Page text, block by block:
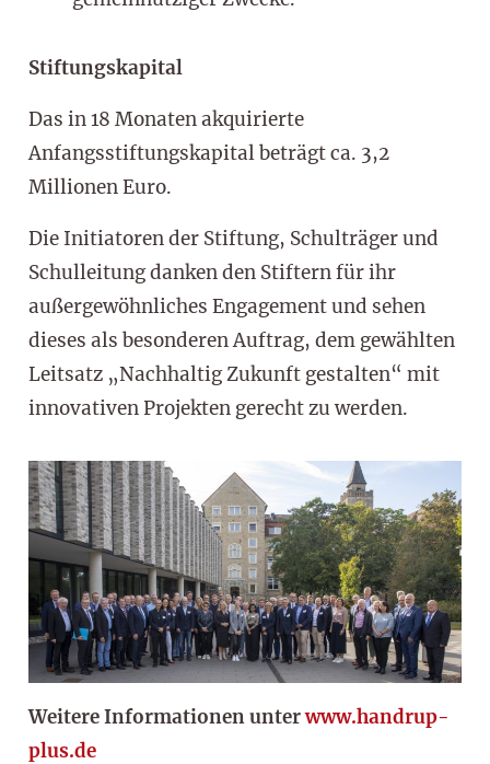
Stiftungskapital
Das in 18 Monaten akquirierte
Anfangsstiftungskapital beträgt ca. 3,2
Millionen Euro.
Die Initiatoren der Stiftung, Schulträger und
Schulleitung danken den Stiftern für ihr
außergewöhnliches Engagement und sehen
dieses als besonderen Auftrag, dem gewählten
Leitsatz „Nachhaltig Zukunft gestalten“ mit
innovativen Projekten gerecht zu werden.
Weitere Informationen unterwww.handrup-
plus.de